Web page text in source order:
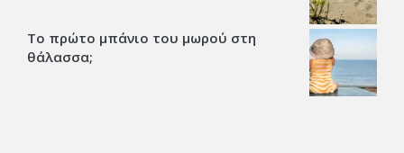
Το πρώτο μπάνιο του μωρού στη
θάλασσα;